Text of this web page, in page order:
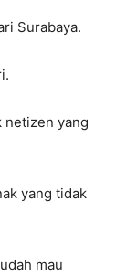
Surabaya.
netizen yang
yang tidak
mau